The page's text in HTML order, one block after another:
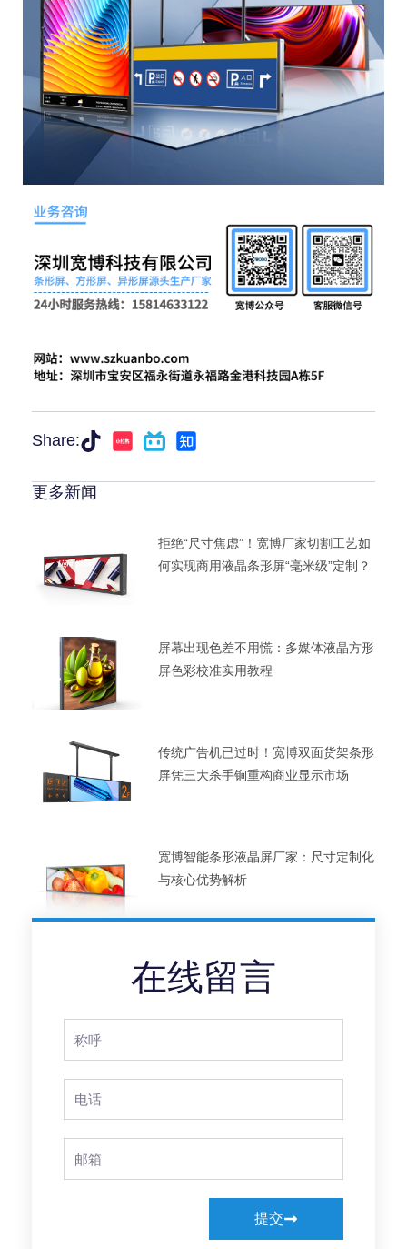
Share:
更多新闻
拒绝“尺寸焦虑”！宽博厂家切割工艺如
何实现商用液晶条形屏“毫米级”定制？
屏幕出现色差不用慌：多媒体液晶方形
屏色彩校准实用教程
传统广告机已过时！宽博双面货架条形
屏凭三大杀手锏重构商业显示市场
宽博智能条形液晶屏厂家：尺寸定制化
与核心优势解析
在线留言
Name
Phone
Email
提交